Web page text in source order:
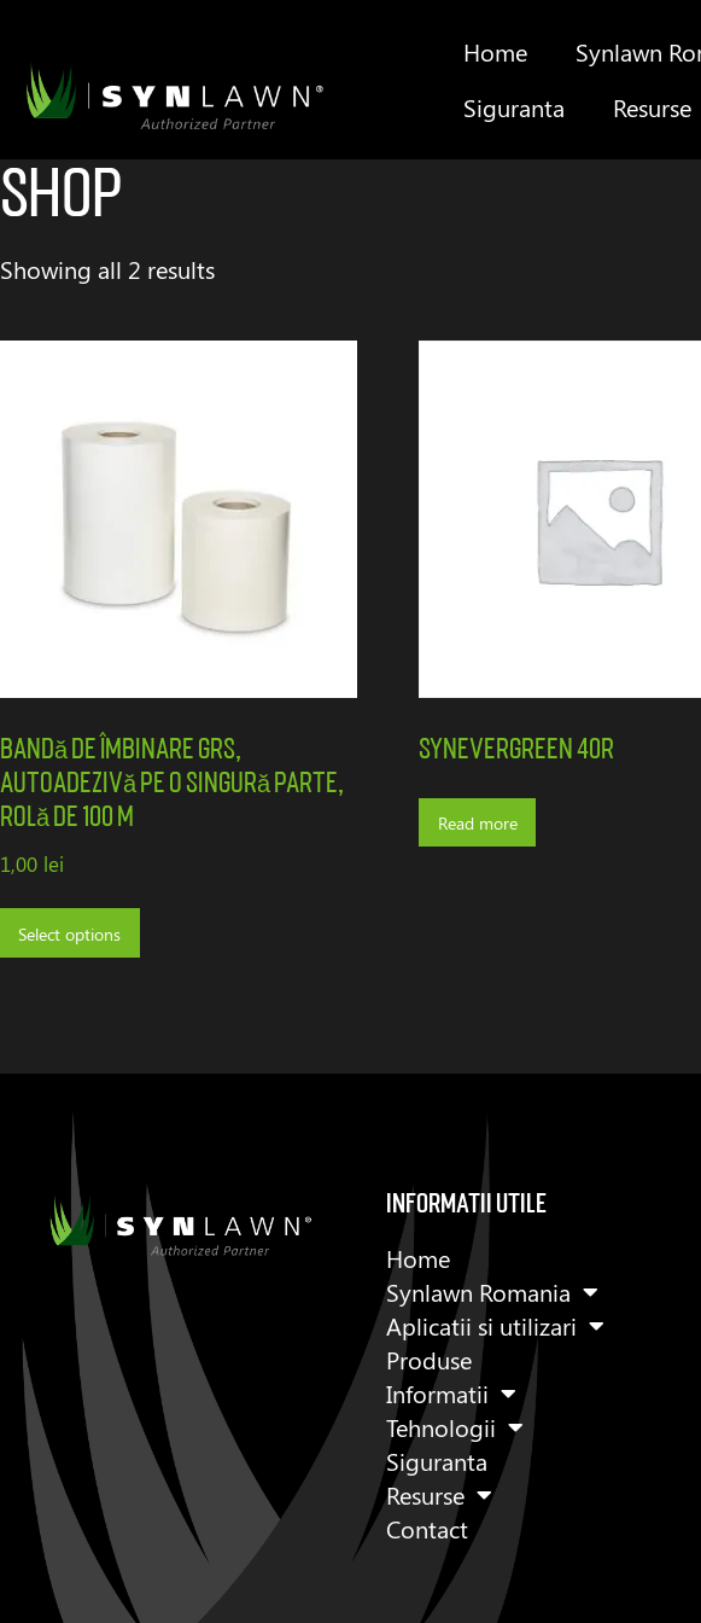
Home Synlawn
Siguranta
Resurse
Shop
Showing all 2 results
Bandă de îmbinare GRS,
autoadezivă pe o singură parte,
rolă de 100 m
1,00 lei
Select options
SYNEvergreen 40R
Read more
informatii utile
Home
Synlawn Romania
Aplicatii si utilizari
Produse
Informatii
Tehnologii
Siguranta
Resurse
Contact